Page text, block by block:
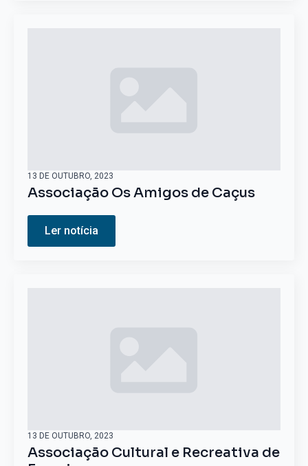
Associação Os Amigos de Caçus
13 DE OUTUBRO, 2023
Ler notícia
Associação Cultural e Recreativa de
13 DE OUTUBRO, 2023